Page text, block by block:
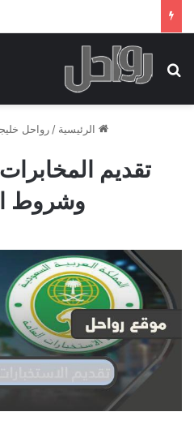
بحث عن
الرئيسية / رواحل
وشروط